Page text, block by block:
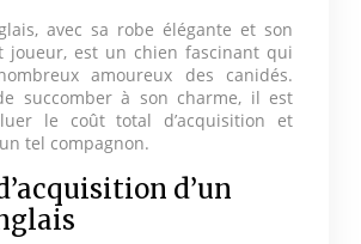
avec sa robe élégante et son
joueur, est un chien fascinant qui
amoureux des canidés.
succomber à son charme, il est
le coût total d’acquisition et
tel compagnon.
d’un